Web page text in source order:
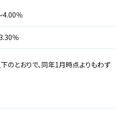
4.00％
％
とおりで、同年1月時点よりもわず